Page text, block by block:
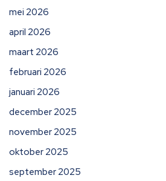
mei 2026
april 2026
maart 2026
februari 2026
januari 2026
december 2025
november 2025
oktober 2025
september 2025